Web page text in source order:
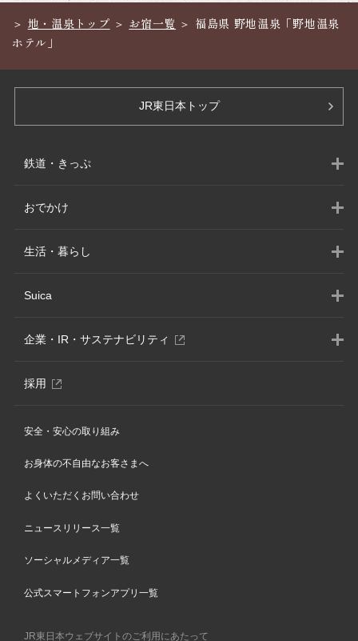
地・温泉トップ お宿一覧
福島県 野地温泉「野地温泉
ホテル」
JR東日本トップ
鉄道・きっぷ
おでかけ
生活・暮らし
Suica
企業・IR・サステナビリティ
別
採用 別
ン
ウ
開
ま
安全・安心の取り組み
お身体の不自由なお客さまへ
よくいただくお問い合わせ
ニュースリリース一覧
ソーシャルメディア一覧
公式スマートフォンアプリ一覧
JR東日本ウェブサイトのご利用にあたって